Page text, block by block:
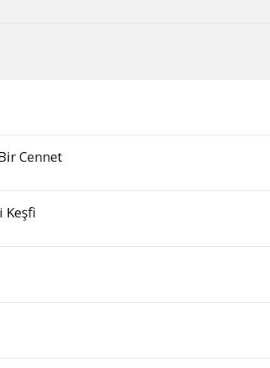
Cennet
Keşfi